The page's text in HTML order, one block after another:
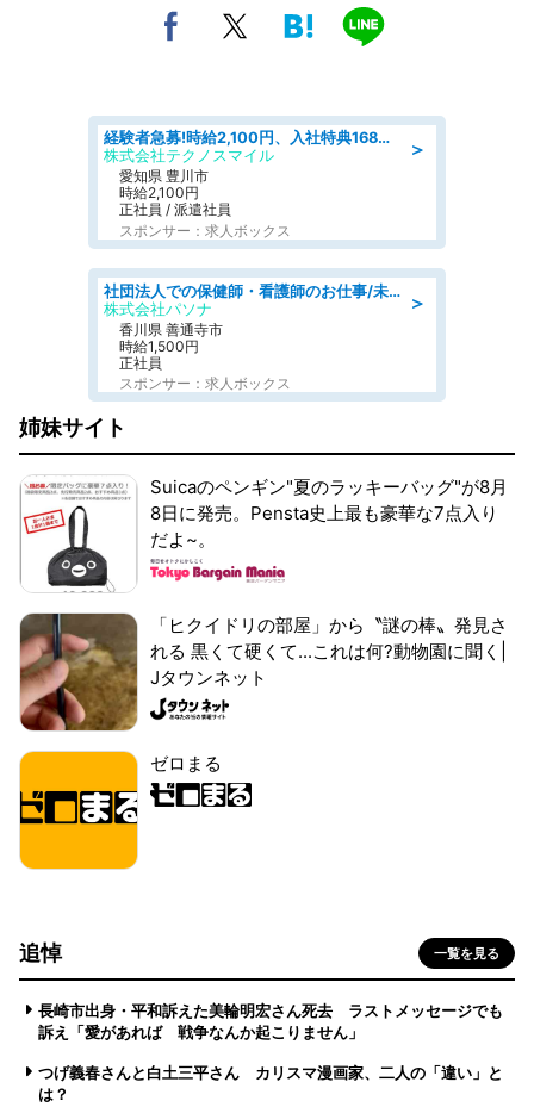
＞
経験者急募!時給2,100円、入社特典168万円の自動車製造業務/トヨタ自動車/tutumi
株式会社テクノスマイル
愛知県 豊川市
時給2,100円
正社員 / 派遣社員
スポンサー：求人ボックス
＞
社団法人での保健師・看護師のお仕事/未経験OK/要資格:普通免許、保健師、正看護師
株式会社パソナ
香川県 善通寺市
時給1,500円
正社員
スポンサー：求人ボックス
姉妹サイト
Suicaのペンギン"夏のラッキーバッグ"が8月
8日に発売。Pensta史上最も豪華な7点入り
だよ~。
「ヒクイドリの部屋」から〝謎の棒〟発見さ
れる 黒くて硬くて...これは何?動物園に聞く|
Jタウンネット
ゼロまる
追悼 一覧を見る
長崎市出身・平和訴えた美輪明宏さん死去 ラストメッセージでも
訴え「愛があれば 戦争なんか起こりません」
つげ義春さんと白土三平さん カリスマ漫画家、二人の「違い」と
は？